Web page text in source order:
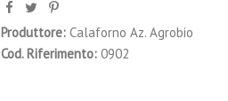
Produttore: Calaforno Az. Agrobio
Cod. Riferimento: 0902